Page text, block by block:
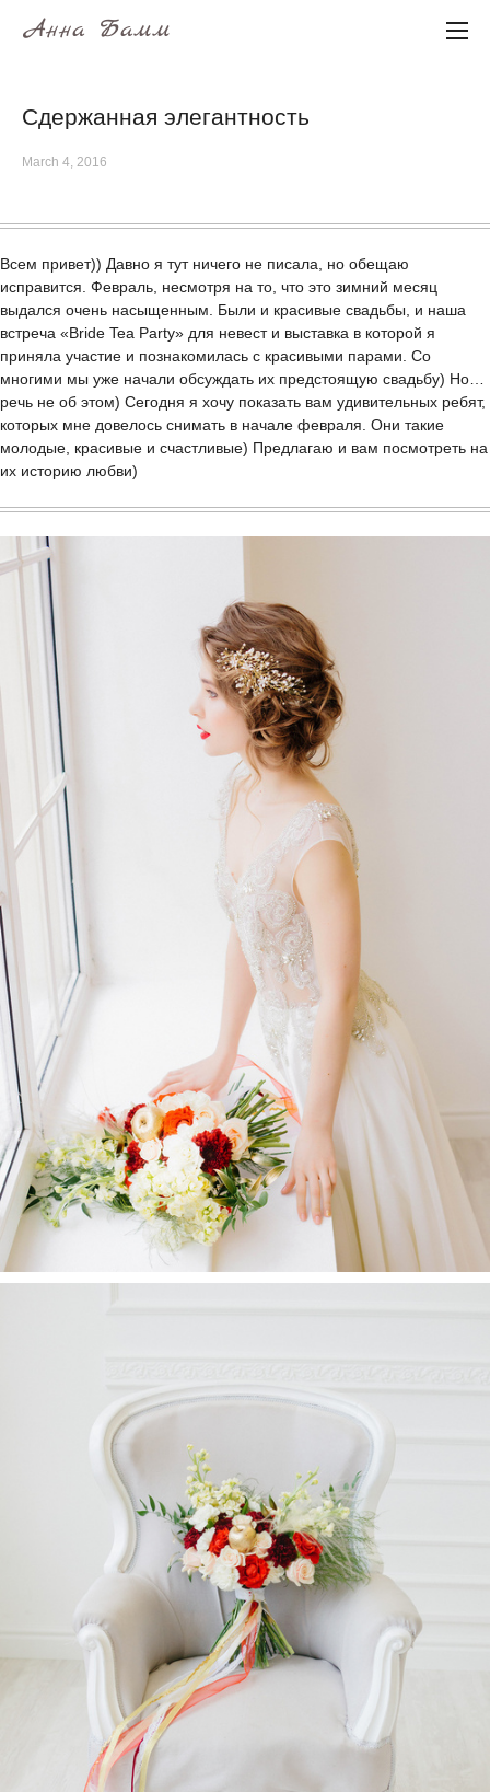
Анна Бамм
March 4, 2016
Сдержанная элегантность
Всем привет)) Давно я тут ничего не писала, но обещаю
исправится. Февраль, несмотря на то, что это зимний месяц
выдался очень насыщенным. Были и красивые свадьбы, и наша
встреча «Bride Tea Party» для невест и выставка в которой я
приняла участие и познакомилась с красивыми парами. Со
многими мы уже начали обсуждать их предстоящую свадьбу) Но…
речь не об этом) Сегодня я хочу показать вам удивительных ребят,
которых мне довелось снимать в начале февраля. Они такие
молодые, красивые и счастливые) Предлагаю и вам посмотреть на
их историю любви)